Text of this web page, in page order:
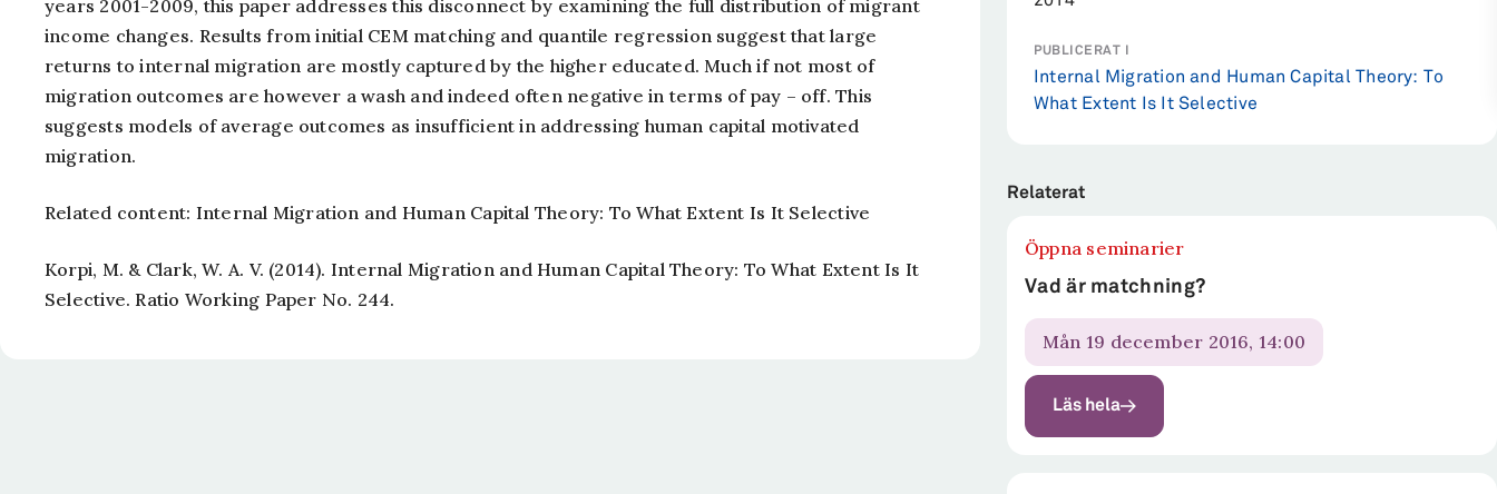
years 2001-2009, this paper addresses this disconnect by examining the full distribution of migrant
income changes. Results from initial CEM matching and quantile regression suggest that large
returns to internal migration are mostly captured by the higher educated. Much if not most of
migration outcomes are however a wash and indeed often negative in terms of pay – off. This
suggests models of average outcomes as insufficient in addressing human capital motivated
migration.
Related content: Internal Migration and Human Capital Theory: To What Extent Is It Selective
Korpi, M. & Clark, W. A. V. (2014). Internal Migration and Human Capital Theory: To What Extent Is It
Selective. Ratio Working Paper No. 244.
PUBLICERAT I
Internal Migration and Human Capital Theory: To
What Extent Is It Selective
Relaterat
Öppna seminarier
Vad är matchning?
mån 19 december 2016, 14:00
Läs hela